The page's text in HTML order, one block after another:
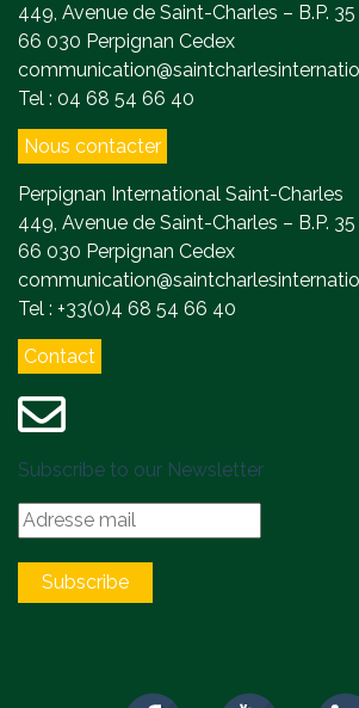
449, Avenue de Saint-Charles – B.P. 35
66 030 Perpignan Cedex
Tel : 04 68 54 66 40
Nous contacter
Perpignan International Saint-Charles
449, Avenue de Saint-Charles – B.P. 35
66 030 Perpignan Cedex
Tel : +33(0)4 68 54 66 40
Contact
Subscribe to our Newsletter
Subscribe